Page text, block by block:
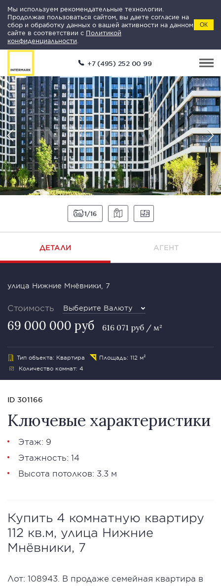
Мы используем рекомендательные технологии.
Продолжая пользоваться сайтом, вы даете согласие на
сбор и обработку данных о вашей активности на данном
сайте в соответствии с Политикой
конфиденциальности
ОК
+7 (495) 252 00 99
1 16
ДЕТАЛИ АГЕНТ
улица Нижние Мнёвники, 7
Стоимость Выберите Валюту
69 000 000 руб 616 071 руб / м²
Тип объекта: Квартира
Площадь: 112 м²
Количество комнат: 4
ID 301166
Ключевые характеристики
Этаж: 9
Этажность: 14
Высота потолков: 3.3 м
Купить 4 комнатную квартиру
112 кв.м, улица Нижние
Мнёвники, 7
Лот: 108943. В продаже семейная квартира в